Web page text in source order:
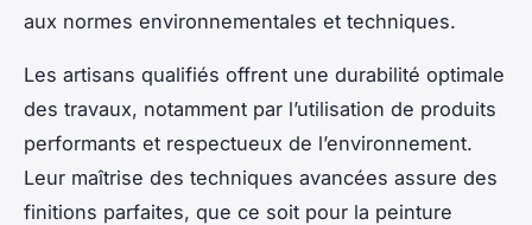
aux normes environnementales et techniques.
Les artisans qualifiés offrent une durabilité optimale
des travaux, notamment par l’utilisation de produits
performants et respectueux de l’environnement.
Leur maîtrise des techniques avancées assure des
finitions parfaites, que ce soit pour la peinture